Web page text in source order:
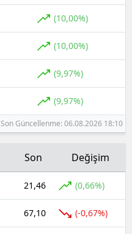
(10,00%)
(10,00%)
(9,97%)
(9,97%)
Son Güncellenme: 06.08.2026 18:10
Son Değişim
21,46 (0,66%)
67,10 (-0,67%)